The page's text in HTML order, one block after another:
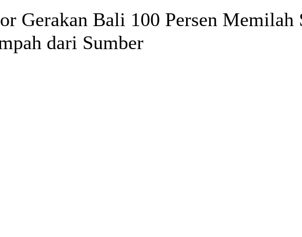
Gerakan Bali 100 Persen Memilah
dari Sumber